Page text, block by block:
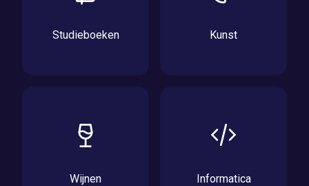
Studieboeken Kunst
Wijnen Informatica